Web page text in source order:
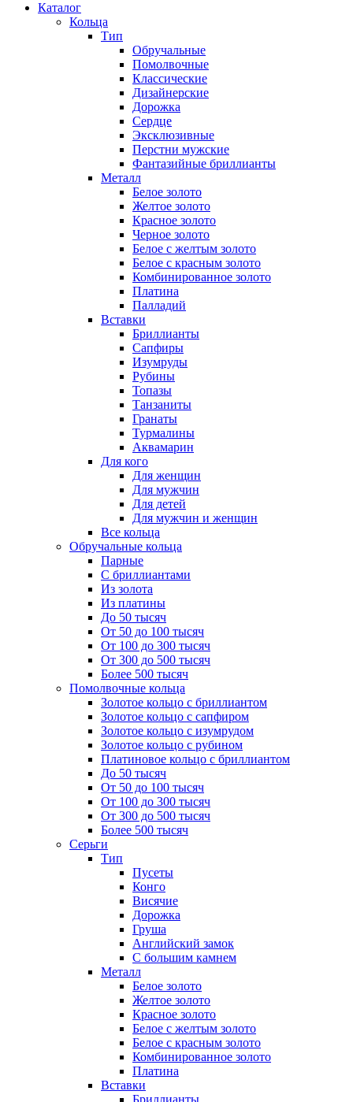
Каталог
Кольца
Тип
Обручальные
Помолвочные
Классические
Дизайнерские
Дорожка
Сердце
Эксклюзивные
Перстни мужские
Фантазийные бриллианты
Металл
Белое золото
Желтое золото
Красное золото
Черное золото
Белое с желтым золото
Белое с красным золото
Комбинированное золото
Платина
Палладий
Вставки
Бриллианты
Сапфиры
Изумруды
Рубины
Топазы
Танзаниты
Гранаты
Турмалины
Аквамарин
Для кого
Для женщин
Для мужчин
Для детей
Для мужчин и женщин
Все кольца
Обручальные кольца
Парные
С бриллиантами
Из золота
Из платины
До 50 тысяч
От 50 до 100 тысяч
От 100 до 300 тысяч
От 300 до 500 тысяч
Более 500 тысяч
Помолвочные кольца
Золотое кольцо с бриллиантом
Золотое кольцо с сапфиром
Золотое кольцо с изумрудом
Золотое кольцо с рубином
Платиновое кольцо с бриллиантом
До 50 тысяч
От 50 до 100 тысяч
От 100 до 300 тысяч
От 300 до 500 тысяч
Более 500 тысяч
Серьги
Тип
Пусеты
Конго
Висячие
Дорожка
Груша
Английский замок
С большим камнем
Металл
Белое золото
Желтое золото
Красное золото
Белое с желтым золото
Белое с красным золото
Комбинированное золото
Платина
Вставки
Бриллианты